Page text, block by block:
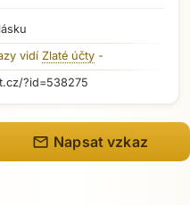
na hlavní obsah
vidí Zlaté účty -
?id=538275
mail Napsat vzkaz